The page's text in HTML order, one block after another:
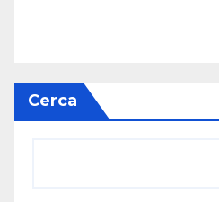
Cerca